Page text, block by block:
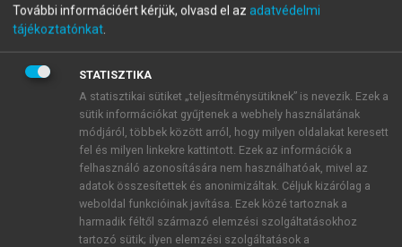
5.3. Az értékelés és skálázás
menete
Az affektív ingereket a résztvevőknek értékelniük
kell. Az értékelés menete jól tükrözi a kétféle
elméleti megközelítést: nagyjából fele-fele
arányban oszlik meg a kategoriális és a
dimenzionális értékelés (lásd7. táblázat). Számos
esetben azonban mindkettőt alkalmazzák. A
hangok, videók és kevert típusú ingerek esetében
További információért kérjük, olvasd el az adatvédelmi
tájékoztatónkat.
STATISZTIKA
A statisztikai sütiket „teljesítménysütiknek” is nevezik. Ezek a
sütik információkat gyűjtenek a webhely használatának
módjáról, többek között arról, hogy milyen oldalakat keresett
fel és milyen linkekre kattintott. Ezek az információk a
felhasználó azonosítására nem használhatóak, mivel az
adatok összesítettek és anonimizáltak. Céljuk kizárólag a
weboldal funkcióinak javítása. Ezek közé tartoznak a
harmadik féltől származó elemzési szolgáltatásokhoz
tartozó sütik; ilyen elemzési szolgáltatások a